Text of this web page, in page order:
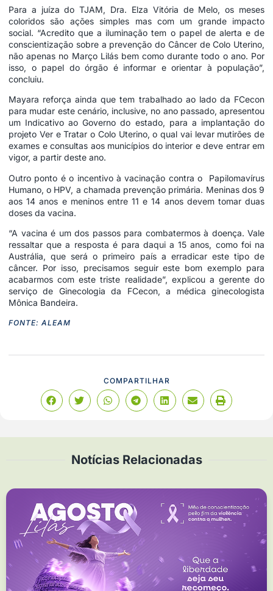
Para a juíza do TJAM, Dra. Elza Vitória de Melo, os meses
coloridos são ações simples mas com um grande impacto
social. “Acredito que a iluminação tem o papel de alerta e de
conscientização sobre a prevenção do Câncer de Colo Uterino,
não apenas no Março Lilás bem como durante todo o ano. Por
isso, o papel do órgão é informar e orientar à população”,
concluiu.
Mayara reforça ainda que tem trabalhado ao lado da FCecon
para mudar este cenário, inclusive, no ano passado, apresentou
um Indicativo ao Governo do estado, para a implantação do
projeto Ver e Tratar o Colo Uterino, o qual vai levar mutirões de
exames e consultas aos municípios do interior e deve entrar em
vigor, a partir deste ano.
Outro ponto é o incentivo à vacinação contra o Papilomavírus
Humano, o HPV, a chamada prevenção primária. Meninas dos 9
aos 14 anos e meninos entre 11 e 14 anos devem tomar duas
doses da vacina.
“A vacina é um dos passos para combatermos à doença. Vale
ressaltar que a resposta é para daqui a 15 anos, como foi na
Austrália, que será o primeiro país a erradicar este tipo de
câncer. Por isso, precisamos seguir este bom exemplo para
acabarmos com este triste realidade”, explicou a gerente do
serviço de Ginecologia da FCecon, a médica ginecologista
Mônica Bandeira.
FONTE: ALEAM
COMPARTILHAR
Notícias Relacionadas